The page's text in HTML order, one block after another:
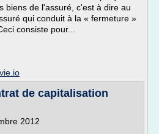
biens de l'assuré, c'est à dire au
qui conduit à la « fermeture »
consiste pour...
de capitalisation
2012